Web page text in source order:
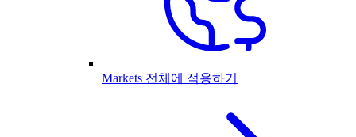
Markets 전체에 적용하기